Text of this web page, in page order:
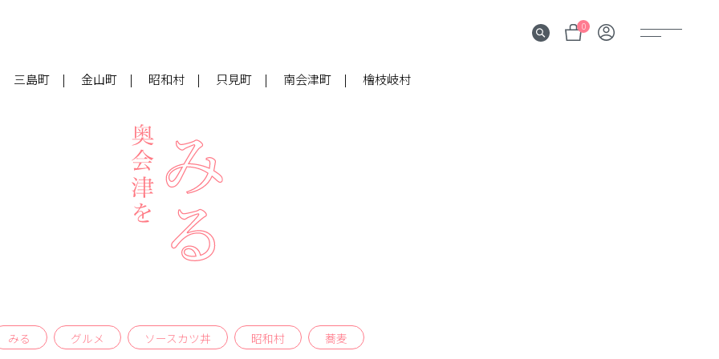
0
三島町 金山町 昭和村 只見町 南会津町 檜枝岐村
みる グルメ ソースカツ丼 昭和村 蕎麦